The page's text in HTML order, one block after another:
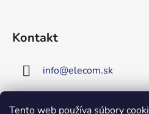
Tento web používa súbory
Kontakt
info@elecom.sk